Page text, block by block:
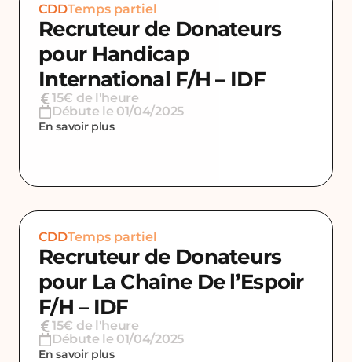
CDDTemps partiel
Recruteur de Donateurs
pour Handicap
International F/H – IDF
15€ de l'heure
Débute le 01/04/2025
En savoir plus
CDDTemps partiel
Recruteur de Donateurs
pour La Chaîne De l’Espoir
F/H – IDF
15€ de l'heure
Débute le 01/04/2025
En savoir plus